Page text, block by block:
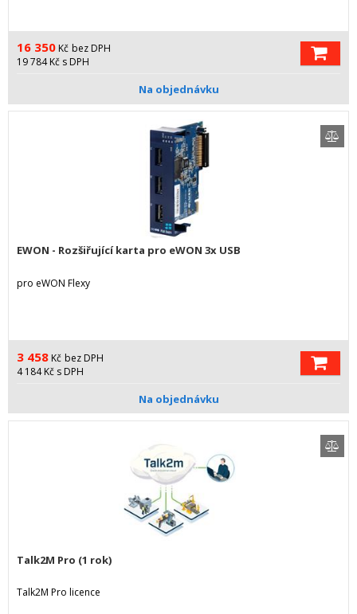
16 350 Kč bez DPH
19 784Kč s DPH
Na objednávku
EWON - Rozšiřující karta pro eWON 3x USB
pro eWON Flexy
3 458 Kč bez DPH
4 184Kč s DPH
Na objednávku
Talk2M Pro (1 rok)
Talk2M Pro licence